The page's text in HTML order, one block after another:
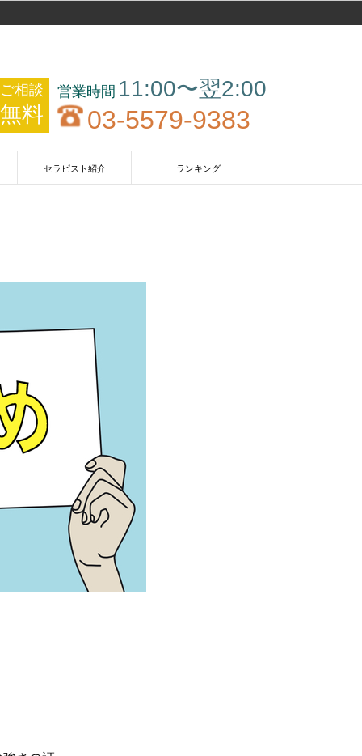
ご相談
無料
11:00〜翌2:00
03-5579-9383
セラピスト紹介 ランキング